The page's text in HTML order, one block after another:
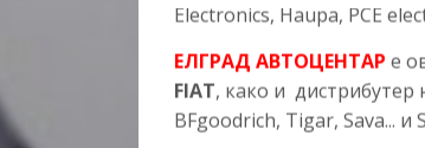
Electronics, Haupa, PCЕ
EЛГРАД АВТОЦЕНТАР е
FIAT, како и дистрибутер
BFgoodrich, Tigar, Sava... и